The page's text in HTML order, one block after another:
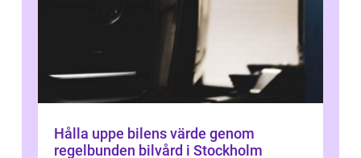
Hålla uppe bilens värde genom
regelbunden bilvård i Stockholm